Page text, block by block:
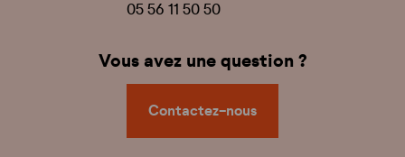
05 56 11 50 50
Vous avez une question ?
Contactez-nous